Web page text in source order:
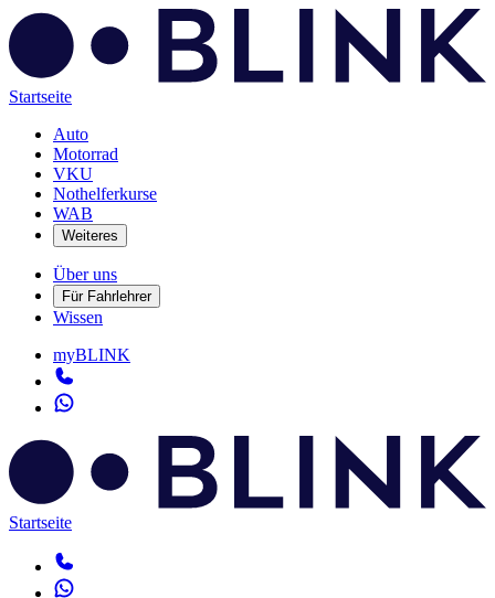
Startseite
Auto
Motorrad
VKU
Nothelferkurse
WAB
Weiteres
Über uns
Für Fahrlehrer
Wissen
myBLINK
Startseite